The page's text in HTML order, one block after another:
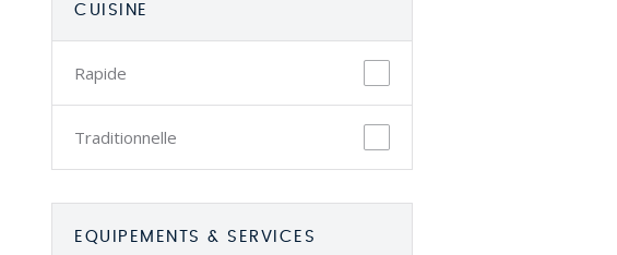
CUISINE
Rapide
Traditionnelle
EQUIPEMENTS & SERVICES